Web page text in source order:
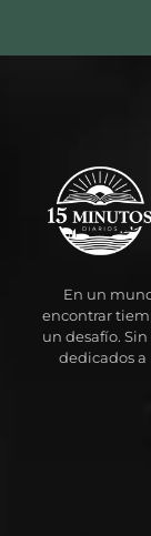
En un
encontrar
un desafío.
dedicados